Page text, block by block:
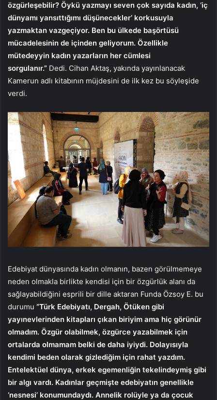
özgürleşebilir? Öykü yazmayı seven çok sayıda kadın, ‘iç
dünyamı yansıttığımı düşünecekler’ korkusuyla
yazmaktan vazgeçiyor. Ben bu ülkede başörtüsü
mücadelesinin de içinden geliyorum. Özellikle
mütedeyyin kadın yazarların her cümlesi
sorgulanır.” Dedi. Cihan Aktaş, yakında yayınlanacak
Kamerun adlı kitabının müjdesini de ilk kez bu söyleşide
verdi.
Edebiyat dünyasında kadın olmanın, bazen görülmemeye
neden olmakla birlikte kendisi için bir özgürlük alanı da
sağlayabildiğini esprili bir dille aktaran Funda Özsoy E. bu
durumu “Türk Edebiyatı, Dergah, Ötüken gibi
yayınevlerinden kitapları çıkan biriyim ama hiç görünür
olmadım. Özgür olabilmek, özgürce yazabilmek için
ortalarda olmamam belki de daha iyiydi. Dolayısıyla
kendimi beden olarak gizlediğim için rahat yazdım.
Entelektüel dünya, erkek egemenliğin tekelindeymiş gibi
bir algı vardı. Kadınlar geçmişte edebiyatın genellikle
‘nesnesi’ konumundaydı. Annelik rolüyle ya da çocuk